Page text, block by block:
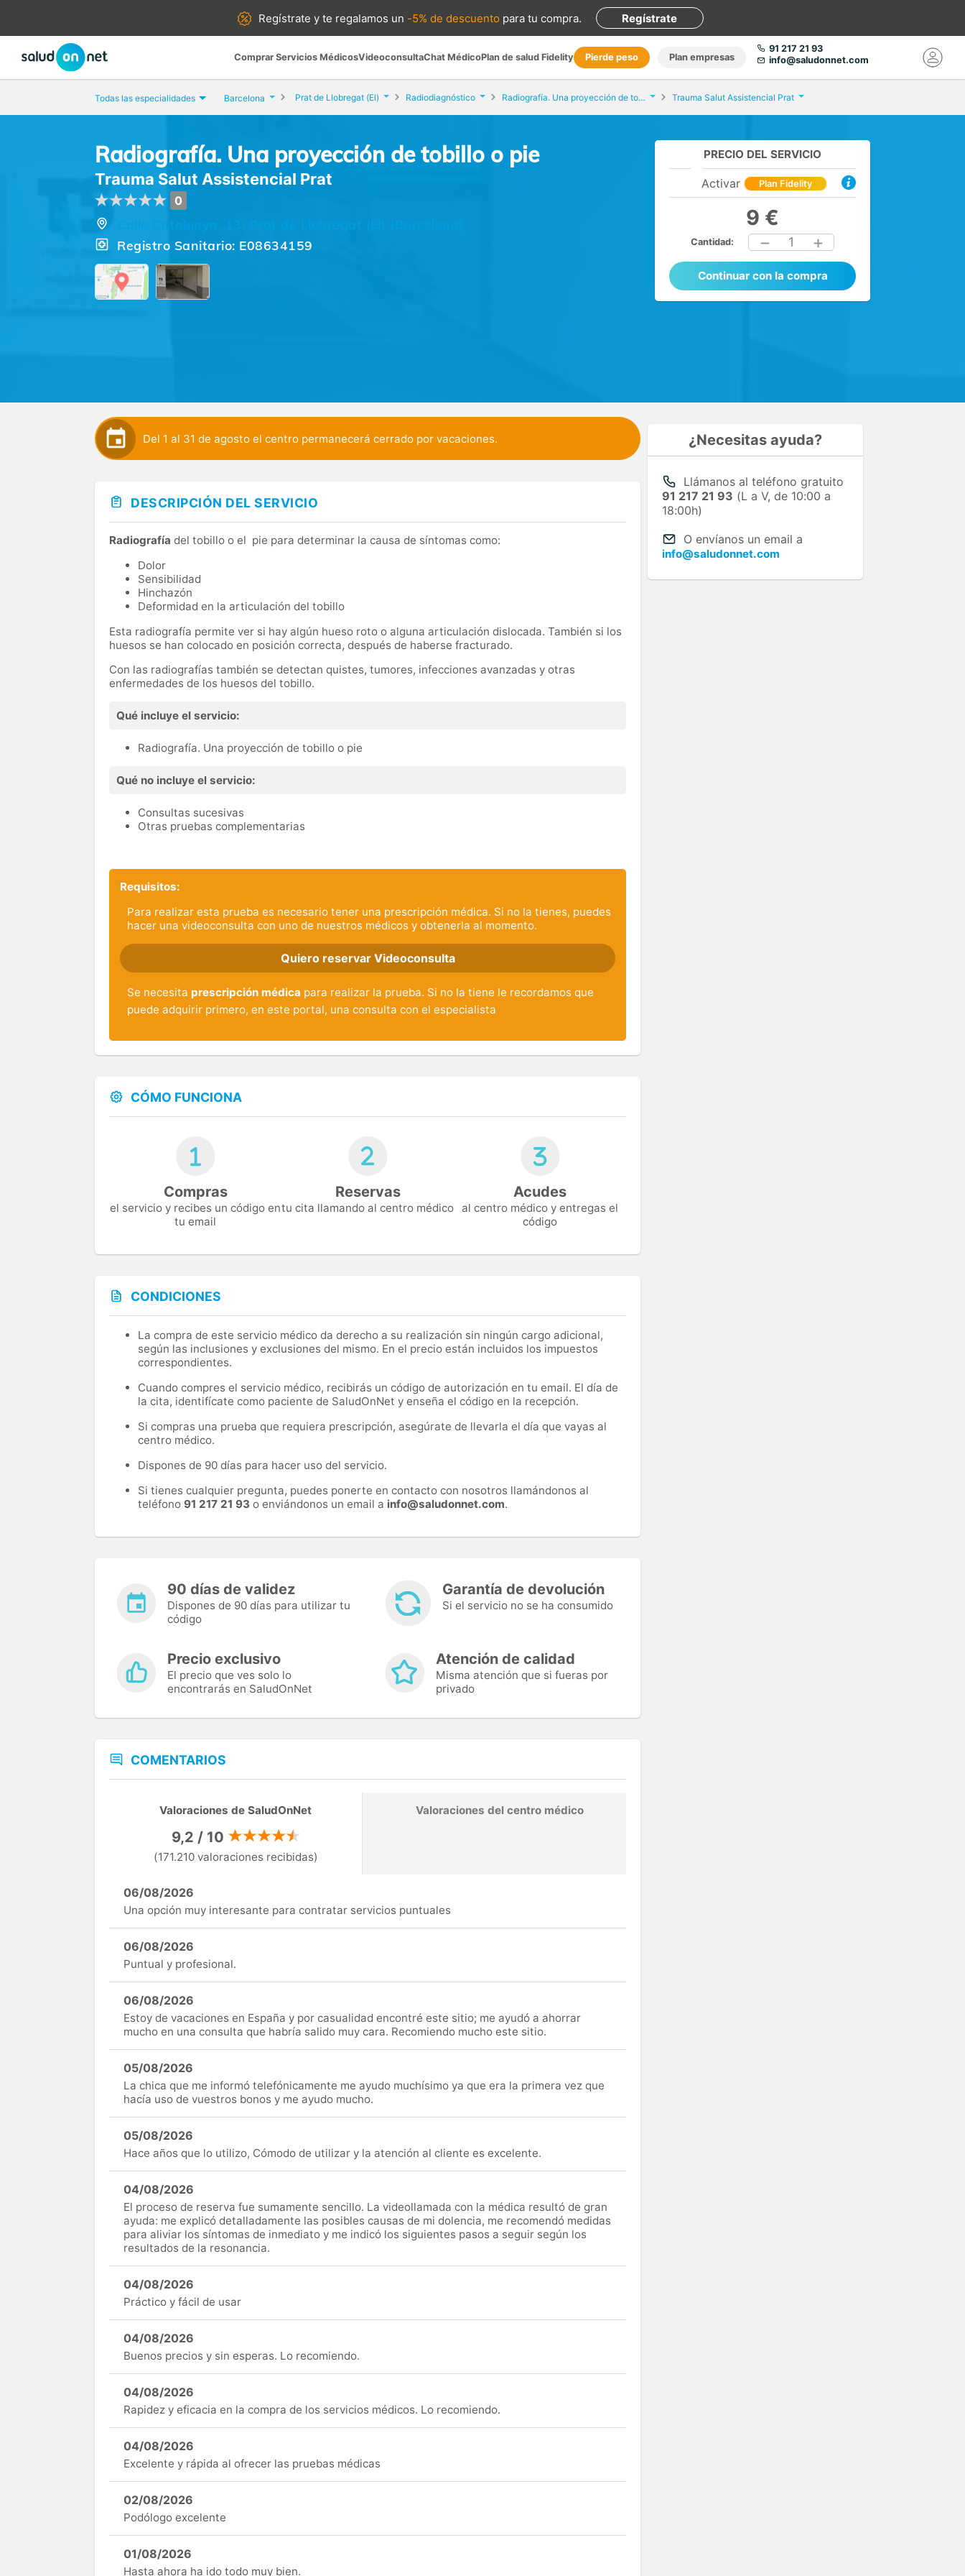
Regístrate yte regalamos un -5% de descuento para tu compra. Regístrate
Comprar Servicios MédicosVideoconsultaChat MédicoPlan de salud Fidelity Pierde peso Plan empresas
91 217 21 93
info@saludonnet.com
Todas las especialidades Barcelona Prat de Llobregat (El) Radiodiagnóstico Radiografía. Una proyección de tobillo o pie Trauma Salut Assistencial Prat
Radiografía. Una proyección de tobillo o pie
Trauma Salut Assistencial Prat
0
Registro Sanitario: E08634159
PRECIO DEL SERVICIO
Activar Plan Fidelity
9 €
Cantidad: 1
Continuar con la compra
Del 1 al 31 de agosto el centro permanecerá cerrado por vacaciones.
DESCRIPCIÓN DEL SERVICIO
Radiografía del tobillo o el pie para determinar la causa de síntomas como:
Dolor
Sensibilidad
Hinchazón
Deformidad en la articulación del tobillo
Esta radiografía permite ver si hay algún hueso roto o alguna articulación dislocada. También si los
huesos se han colocado en posición correcta, después de haberse fracturado.
Con las radiografías también se detectan quistes, tumores, infecciones avanzadas y otras
enfermedades de los huesos del tobillo.
Qué incluye el servicio:
Radiografía. Una proyección de tobillo o pie
Qué no incluye el servicio:
Consultas sucesivas
Otras pruebas complementarias
Requisitos:
Para realizar esta prueba es necesario tener una prescripción médica. Si no la tienes, puedes
hacer una videoconsulta con uno de nuestros médicos y obtenerla al momento.
Quiero reservar Videoconsulta
Se necesita prescripción médica para realizar la prueba. Si no la tiene le recordamos que
puede adquirir primero, en este portal, una consulta con el especialista
CÓMO FUNCIONA
Compras
el servicio y recibes un código en
tu email
Reservas
tu cita llamando al centro médico
Acudes
al centro médico y entregas el
código
CONDICIONES
La compra de este servicio médico da derecho a su realización sin ningún cargo adicional,
según las inclusiones y exclusiones del mismo. En el precio están incluidos los impuestos
correspondientes.
Cuando compres el servicio médico, recibirás un código de autorización en tu email. El día de
la cita, identifícate como paciente de SaludOnNet y enseña el código en la recepción.
Si compras una prueba que requiera prescripción, asegúrate de llevarla el día que vayas al
centro médico.
Dispones de 90 días para hacer uso del servicio.
Si tienes cualquier pregunta, puedes ponerte en contacto con nosotros llamándonos al
teléfono 91 217 21 93 o enviándonos un email a info@saludonnet.com.
90 días de validez
Dispones de 90 días para utilizar tu
código
Garantía de devolución
Si el servicio no se ha consumido
Precio exclusivo
El precio que ves solo lo
encontrarás en SaludOnNet
Atención de calidad
Misma atención que si fueras por
privado
COMENTARIOS
Valoraciones de SaludOnNet
9,2 / 10
(171.210 valoraciones recibidas)
Valoraciones del centro médico
06/08/2026
Una opción muy interesante para contratar servicios puntuales
06/08/2026
Puntual y profesional.
06/08/2026
Estoy de vacaciones en España y por casualidad encontré este sitio; me ayudó a ahorrar
mucho en una consulta que habría salido muy cara. Recomiendo mucho este sitio.
05/08/2026
La chica que me informó telefónicamente me ayudo muchísimo ya que era la primera vez que
hacía uso de vuestros bonos y me ayudo mucho.
05/08/2026
Hace años que lo utilizo, Cómodo de utilizar y la atención al cliente es excelente.
04/08/2026
El proceso de reserva fue sumamente sencillo. La videollamada con la médica resultó de gran
ayuda: me explicó detalladamente las posibles causas de mi dolencia, me recomendó medidas
para aliviar los síntomas de inmediato y me indicó los siguientes pasos a seguir según los
resultados de la resonancia.
04/08/2026
Práctico y fácil de usar
04/08/2026
Buenos precios y sin esperas. Lo recomiendo.
04/08/2026
Rapidez y eficacia en la compra de los servicios médicos. Lo recomiendo.
04/08/2026
Excelente y rápida al ofrecer las pruebas médicas
02/08/2026
Podólogo excelente
01/08/2026
Hasta ahora ha ido todo muy bien.
¿Necesitas ayuda?
Llámanos al teléfono gratuito
91 217 21 93 (L a V, de 10:00 a
18:00h)
O envíanos un email a
info@saludonnet.com